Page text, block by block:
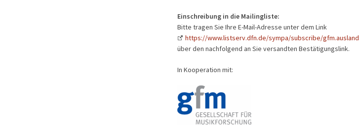
Einschreibung in die Mailingliste:
Bitte tragen Sie Ihre E-Mail-Adresse unter dem Link
https://www.listserv.dfn.de/sympa/subscribe/gfm.ausland
über den nachfolgend an Sie versandten Bestätigungslink.
In Kooperation mit: